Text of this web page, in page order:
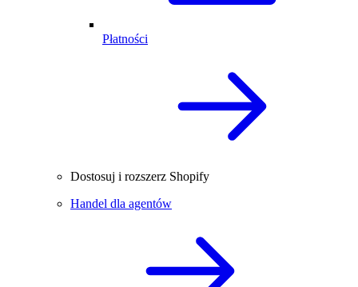
Płatności
Dostosuj i rozszerz Shopify
Handel dla agentów